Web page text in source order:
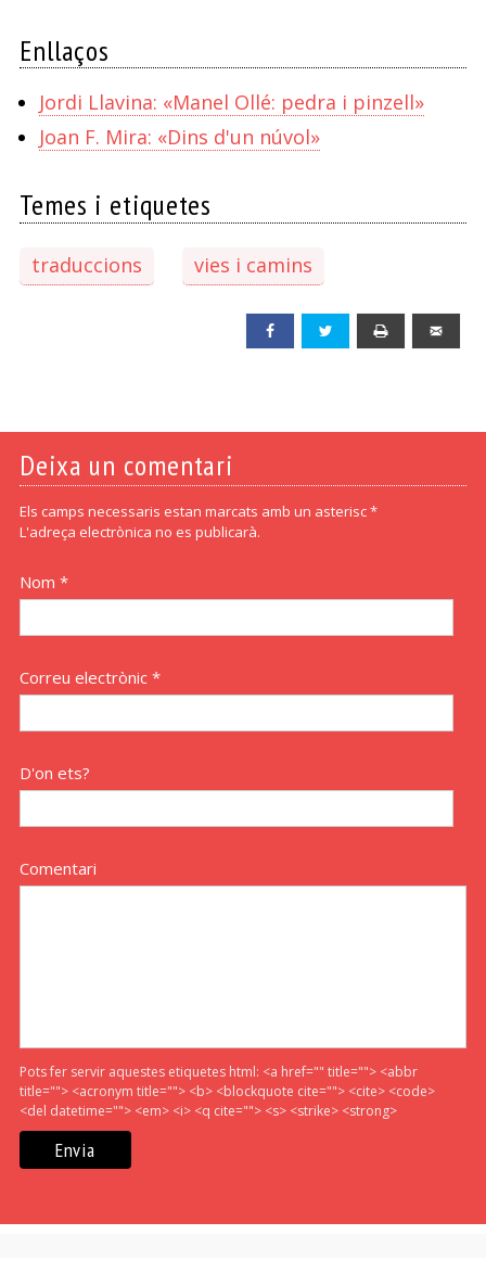
Enllaços
Jordi Llavina: «Manel Ollé: pedra i pinzell»
Joan F. Mira: «Dins d'un núvol»
Temes i etiquetes
traduccions vies i camins
Facebook Twitter
Deixa un comentari
Els camps necessaris estan marcats amb un asterisc *
L'adreça electrònica no es publicarà.
Nom *
Correu electrònic *
D'on ets?
Comentari
Pots fer servir aquestes etiquetes html: <a href="" title=""> <abbr
title=""> <acronym title=""> <b> <blockquote cite=""> <cite> <code>
<del datetime=""> <em> <i> <q cite=""> <s> <strike> <strong>